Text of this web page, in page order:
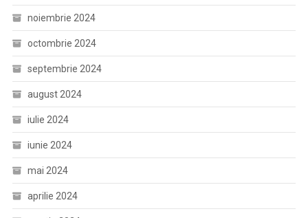
noiembrie 2024
octombrie 2024
septembrie 2024
august 2024
iulie 2024
iunie 2024
mai 2024
aprilie 2024